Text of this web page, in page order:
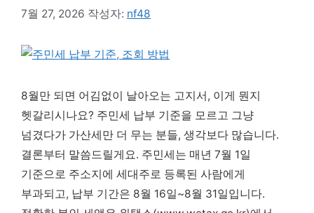
7월 27, 2026 작성자: nf48
8월만 되면 어김없이 날아오는 고지서, 이게 뭔지
헷갈리시나요? 주민세 납부 기준을 모르고 그냥
넘겼다가 가산세만 더 무는 분들, 생각보다 많습니다.
결론부터 말씀드릴게요. 주민세는 매년 7월 1일
기준으로 주소지에 세대주로 등록된 사람에게
부과되고, 납부 기간은 8월 16일~8월 31일입니다.